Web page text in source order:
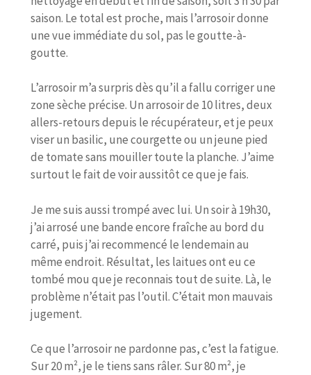
saison. Le total est proche, mais l’arrosoir donne
une vue immédiate du sol, pas le goutte-à-
goutte.
L’arrosoir m’a surpris dès qu’il a fallu corriger une
zone sèche précise. Un arrosoir de 10 litres, deux
allers-retours depuis le récupérateur, et je peux
viser un basilic, une courgette ou un jeune pied
de tomate sans mouiller toute la planche. J’aime
surtout le fait de voir aussitôt ce que je fais.
Je me suis aussi trompé avec lui. Un soir à 19h30,
j’ai arrosé une bande encore fraîche au bord du
carré, puis j’ai recommencé le lendemain au
même endroit. Résultat, les laitues ont eu ce
tombé mou que je reconnais tout de suite. Là, le
problème n’était pas l’outil. C’était mon mauvais
jugement.
Ce que l’arrosoir ne pardonne pas, c’est la fatigue.
Sur 20 m², je le tiens sans râler. Sur 80 m², je